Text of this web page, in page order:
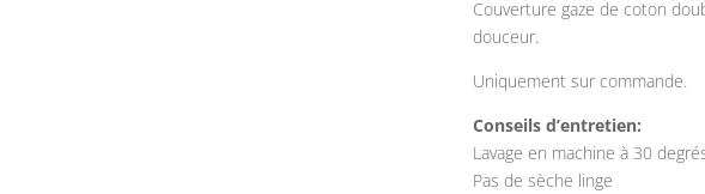
Couverture gaze de coton
douceur.
Uniquement sur commande.
Conseils d’entretien:
Lavage en machine à 30
Pas de sèche linge